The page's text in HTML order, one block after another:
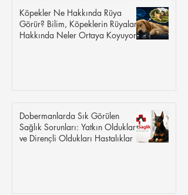
Köpekler Ne Hakkında Rüya
Görür? Bilim, Köpeklerin Rüyaları
Hakkında Neler Ortaya Koyuyor?
Dobermanlarda Sık Görülen
Sağlık Sorunları: Yatkın Oldukları
ve Dirençli Oldukları Hastalıklar